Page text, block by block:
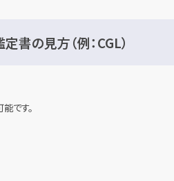
書の見方（例：CGL）
です。